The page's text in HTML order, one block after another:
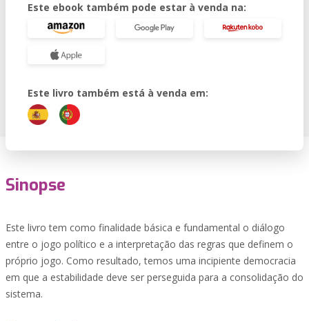
Este ebook também pode estar à venda na:
Este livro também está à venda em:
Sinopse
Este livro tem como finalidade básica e fundamental o diálogo
entre o jogo político e a interpretação das regras que definem o
próprio jogo. Como resultado, temos uma incipiente democracia
em que a estabilidade deve ser perseguida para a consolidação do
sistema.